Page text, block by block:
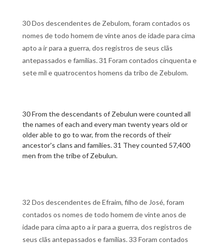
30 Dos descendentes de Zebulom, foram contados os
nomes de todo homem de vinte anos de idade para cima
apto a ir para a guerra, dos registros de seus clãs
antepassados e famílias. 31 Foram contados cinquenta e
sete mil e quatrocentos homens da tribo de Zebulom.
30 From the descendants of Zebulun were counted all
the names of each and every man twenty years old or
older able to go to war, from the records of their
ancestor's clans and families. 31 They counted 57,400
men from the tribe of Zebulun.
32 Dos descendentes de Efraim, filho de José, foram
contados os nomes de todo homem de vinte anos de
idade para cima apto a ir para a guerra, dos registros de
seus clãs antepassados e famílias. 33 Foram contados